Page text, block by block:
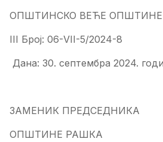
ОПШТИНСКО ВЕЋЕ
III Број: 06-VII-5/2024-8
Дана: 30. септембра 2024.
ЗАМЕНИК ПРЕДСЕДНИКА
ОПШТИНЕ РАШКА